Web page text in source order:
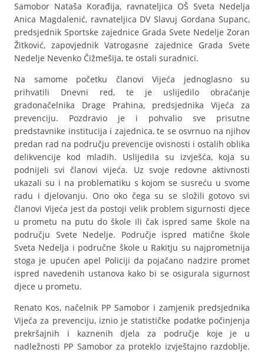
Samobor Nataša Korađija, ravnateljica OŠ Sveta Nedelja
Anica Magdalenić, ravnateljica DV Slavuj Gordana Supanc,
predsjednik Sportske zajednice Grada Svete Nedelje Zoran
Žitković, zapovjednik Vatrogasne zajednice Grada Svete
Nedelje Nevenko Čižmešija, te ostali suradnici.
Na samome početku članovi Vijeća jednoglasno su
prihvatili Dnevni red, te je uslijedilo obraćanje
gradonačelnika Drage Prahina, predsjednika Vijeća za
prevenciju. Pozdravio je i pohvalio sve prisutne
predstavnike institucija i zajednica, te se osvrnuo na njihov
predan rad na području prevencije ovisnosti i ostalih oblika
delikvencije kod mladih. Uslijedila su izvješća, koja su
podnijeli svi članovi vijeća. Uz svoje redovne aktivnosti
ukazali su i na problematiku s kojom se susreću u svome
radu i djelovanju. Ono oko čega su se složili gotovo svi
članovi Vijeća jest da postoji velik problem sigurnosti djece
u prometu na putu do škole ili čak ispred same škole na
području Svete Nedelje. Područje ispred matične škole
Sveta Nedelja i područne škole u Rakitju su najprometnija
stoga je upućen apel Policiji da pojačano nadzire promet
ispred navedenih ustanova kako bi se osigurala sigurnost
djece u prometu.
Renato Kos, načelnik PP Samobor i zamjenik predsjednika
Vijeća za prevenciju, iznio je statističke podatke počinjenja
prekršajnih i kaznenih djela za područje koje je u
nadležnosti PP Samobor za proteklo izvještajno razdoblje.